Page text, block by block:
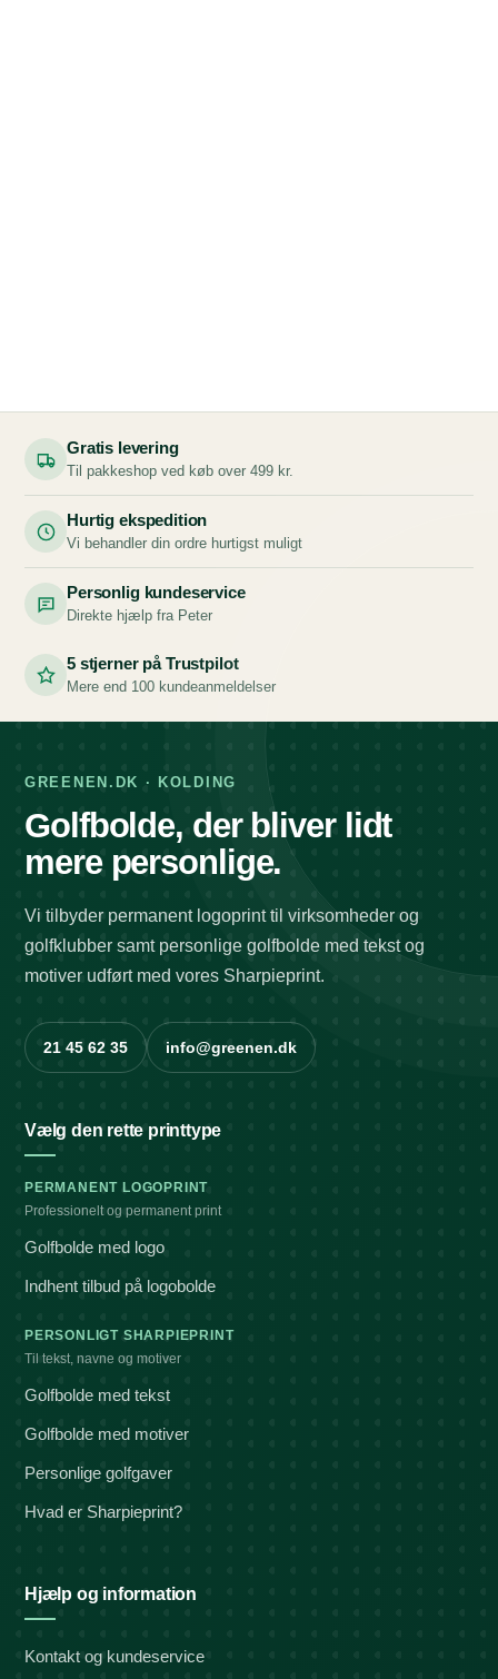
Gratis levering
Til pakkeshop ved køb over 499 kr.
Hurtig ekspedition
Vi behandler din ordre hurtigst muligt
Personlig kundeservice
Direkte hjælp fra Peter
5 stjerner på Trustpilot
Mere end 100 kundeanmeldelser
GREENEN.DK · KOLDING
Golfbolde, der bliver lidt
mere personlige.
Vi tilbyder permanent logoprint til virksomheder og
golfklubber samt personlige golfbolde med tekst og
motiver udført med vores Sharpieprint.
21 45 62 35 info@greenen.dk
Vælg den rette printtype
PERMANENT LOGOPRINT
Professionelt og permanent print
Golfbolde med logo
Indhent tilbud på logobolde
PERSONLIGT SHARPIEPRINT
Til tekst, navne og motiver
Golfbolde med tekst
Golfbolde med motiver
Personlige golfgaver
Hvad er Sharpieprint?
Hjælp og information
Kontakt og kundeservice